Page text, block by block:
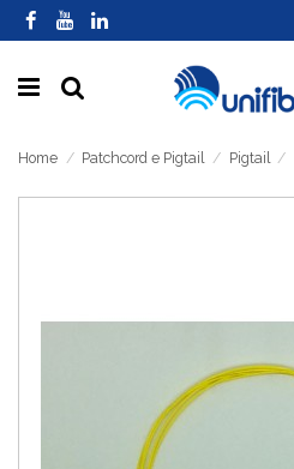
Home Patchcord e Pigtail Pigtail